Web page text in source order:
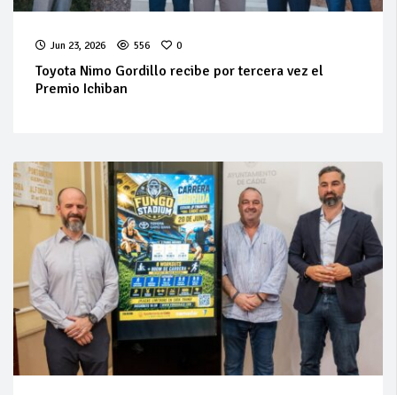
Jun 23, 2026 556 0
Toyota Nimo Gordillo recibe por tercera vez el
Premio Ichiban